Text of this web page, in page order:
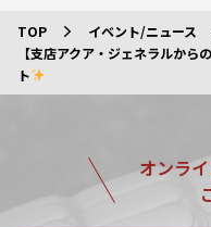
TOP イベント/ニュース
【支店アクア・ジェネラルから
ト
オンラ